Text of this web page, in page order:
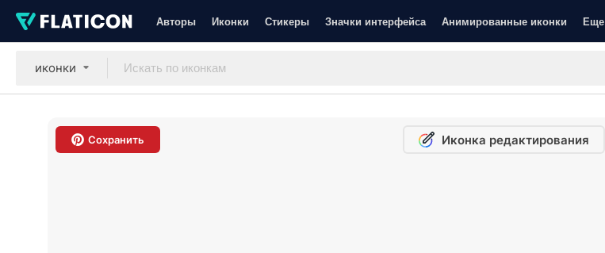
Авторы Иконки Стикеры Значки интерфейса Анимированные иконки Еще
иконки
Сохранить Иконка редактирования